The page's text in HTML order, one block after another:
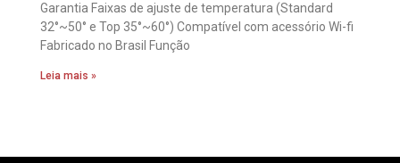
Garantia Faixas de ajuste de temperatura (Standard
32°~50° e Top 35°~60°) Compatível com acessório Wi-fi
Fabricado no Brasil Função
Leia mais »